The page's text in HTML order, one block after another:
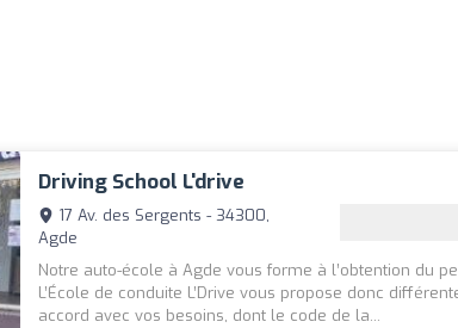
Driving School L'drive
17 Av. des Sergents - 34300,
Agde
Notre auto-école à Agde vous forme à l’obtention du
L’École de conduite L’Drive vous propose donc
accord avec vos besoins, dont le code de la...